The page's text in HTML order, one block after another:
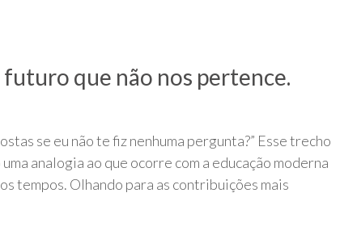
que não nos pertence.
se eu não te fiz nenhuma pergunta?” Esse trecho
analogia ao que ocorre com a educação moderna
tempos. Olhando para as contribuições mais